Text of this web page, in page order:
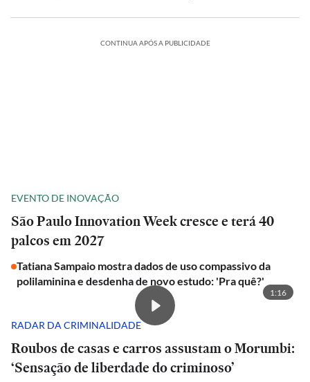
CONTINUA APÓS A PUBLICIDADE
EVENTO DE INOVAÇÃO
São Paulo Innovation Week cresce e terá 40
palcos em 2027
Tatiana Sampaio mostra dados de uso compassivo da
polilaminina e desdenha de novo estudo: 'Pra quê?'
1:16
RADAR DA CRIMINALIDADE
Roubos de casas e carros assustam o Morumbi:
‘Sensação de liberdade do criminoso’